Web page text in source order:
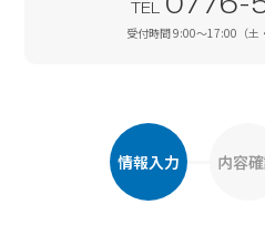
TEL
受付時間 9:00～17:00（土
情報入力 内容